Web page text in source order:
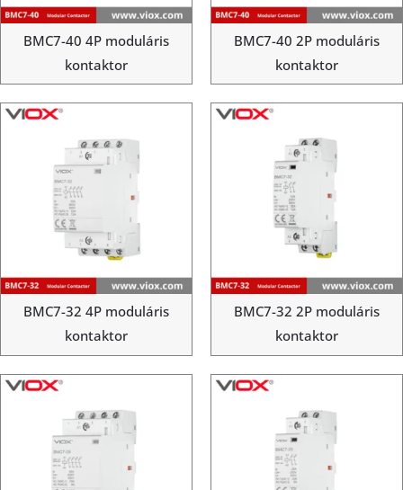
BMC7-40 4P moduláris
kontaktor
BMC7-40 2P moduláris
kontaktor
BMC7-32 4P moduláris
kontaktor
BMC7-32 2P moduláris
kontaktor